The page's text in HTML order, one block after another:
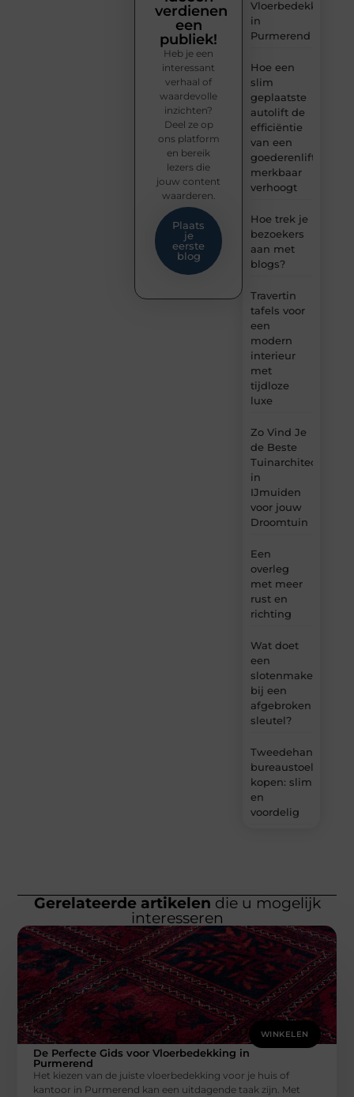
Vloerbedekking
in
Purmerend
Hoe een
slim
geplaatste
autolift de
efficiëntie
van een
goederenlift
merkbaar
verhoogt
Hoe trek je
bezoekers
aan met
blogs?
Travertin
tafels voor
een
modern
interieur
met
tijdloze
luxe
Zo Vind Je
de Beste
Tuinarchitect
in
IJmuiden
voor jouw
Droomtuin
Een
overleg
met meer
rust en
richting
Wat doet
een
slotenmaker
bij een
afgebroken
sleutel?
Tweedehands
bureaustoel
kopen: slim
en
voordelig
verdienen
een
publiek!
Heb je een
interessant
verhaal of
waardevolle
inzichten?
Deel ze op
ons platform
en bereik
lezers die
jouw content
waarderen.
Plaats
je
eerste
blog
Gerelateerde artikelen die u mogelijk
interesseren
WINKELEN
De Perfecte Gids voor Vloerbedekking in
Purmerend
Het kiezen van de juiste vloerbedekking voor je huis of
kantoor in Purmerend kan een uitdagende taak zijn. Met